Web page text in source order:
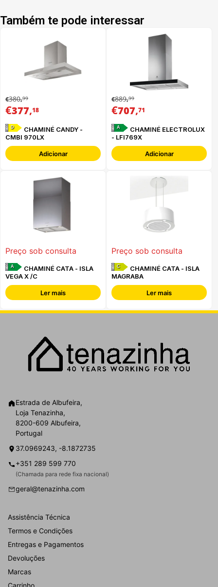
Também te pode interessar
€380,99
€377,18
D
CHAMINÉ CANDY -
CMBI 970LX
Adicionar
€889,99
€707,71
A
CHAMINÉ ELECTROLUX
- LFI769X
Adicionar
Preço sob consulta
A
CHAMINÉ CATA - ISLA
VEGA X /C
Ler mais
Preço sob consulta
C
CHAMINÉ CATA - ISLA
MAGRABA
Ler mais
Estrada de Albufeira,
Loja Tenazinha,
8200-609 Albufeira,
Portugal
37.0969243, -8.1872735
+351 289 599 770
(Chamada para rede fixa nacional)
geral@tenazinha.com
Assistência Técnica
Termos e Condições
Entregas e Pagamentos
Devoluções
Marcas